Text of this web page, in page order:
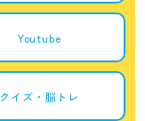
Youtube
クイズ・脳トレ